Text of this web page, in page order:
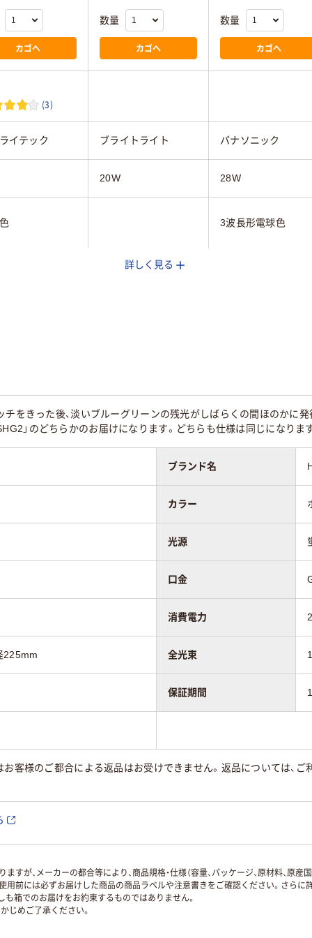
カゴへ
数量
カゴへ
数量
カゴへ
(3)
イテック ブライトライト パナソニック
20W 28W
3波長形電球色
GZ10q詳しく見る
をきった後、淡いブルーグリーンの残光がしばらくの間ほのかに
」のどちらかのお届けになります。どちらも仕様は同じになりま
ブランド名
カラー
光源
口金
消費電力
225mm 全光束
保証期間
お客様のご都合による返品はお受けできません。返品については、ご
が、メーカーの都合等により、商品規格・仕様（容量、パッケージ、原材料、原
前には必ずお届けした商品の商品ラベルや注意書きをご確認ください。さらに
も箱でのお届けをお約束するものではありません。
じめご了承ください。